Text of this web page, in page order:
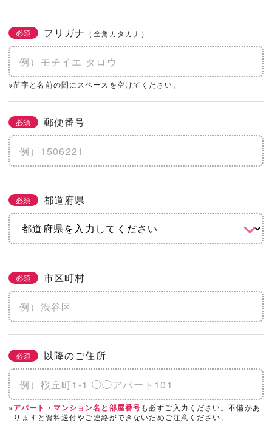
必須 フリガナ （全角カタカナ）
※苗字と名前の間にスペースを空けてください。
必須 郵便番号
必須 都道府県
必須 市区町村
必須 以降のご住所
※アパート・マンション名と部屋番号も必ずご入力ください。不備があ
りますと資料送付やご連絡ができないためご注意ください。